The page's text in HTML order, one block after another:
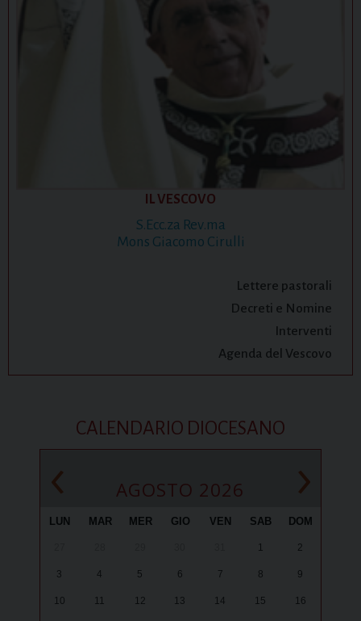
IL VESCOVO
S.Ecc.za Rev.ma
Mons Giacomo Cirulli
Lettere pastorali
Decreti e Nomine
Interventi
Agenda del Vescovo
CALENDARIO DIOCESANO
‹ AGOSTO 2026 ›
LUN MAR MER GIO VEN SAB DOM
1 2
3 4 5 6 7 8 9
10 11 12 13 14 15 16